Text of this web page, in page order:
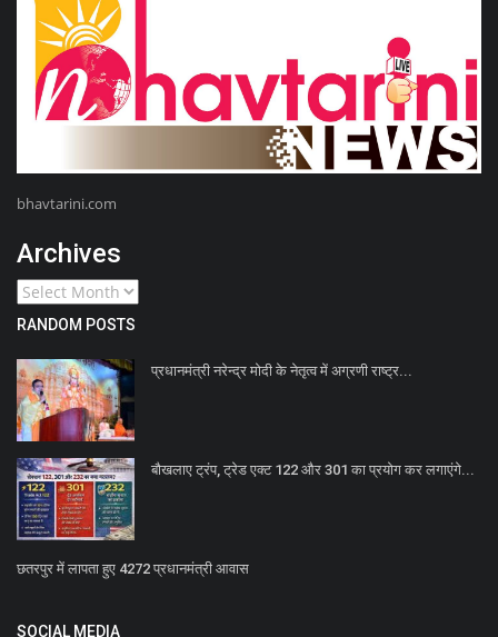
bhavtarini.com
Archives
RANDOM POSTS
प्रधानमंत्री नरेन्द्र मोदी के नेतृत्व में अग्रणी राष्ट्र...
बौखलाए ट्रंप, ट्रेड एक्ट 122 और 301 का प्रयोग कर लगाएंगे...
छतरपुर में लापता हुए 4272 प्रधानमंत्री आवास
SOCIAL MEDIA